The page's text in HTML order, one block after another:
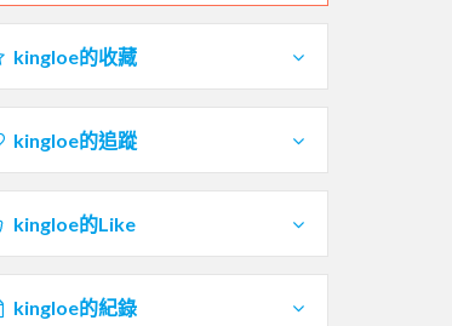
kingloe的收藏
kingloe的追蹤
kingloe的Like
kingloe的紀錄